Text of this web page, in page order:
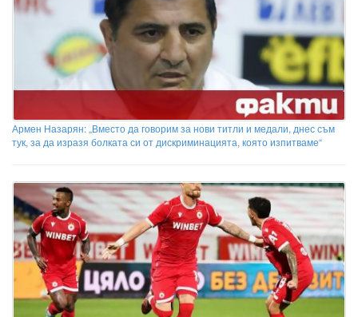
Армен Назарян: „Вместо да говорим за нови титли и медали, днес съм
тук, за да изразя болката си от дискриминацията, която изпитваме“